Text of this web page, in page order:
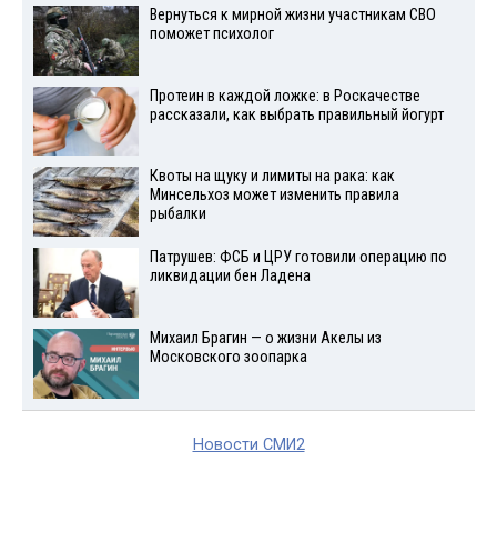
Вернуться к мирной жизни участникам СВО
поможет психолог
Протеин в каждой ложке: в Роскачестве
рассказали, как выбрать правильный йогурт
Квоты на щуку и лимиты на рака: как
Минсельхоз может изменить правила
рыбалки
Патрушев: ФСБ и ЦРУ готовили операцию по
ликвидации бен Ладена
Михаил Брагин — о жизни Акелы из
Московского зоопарка
Новости СМИ2